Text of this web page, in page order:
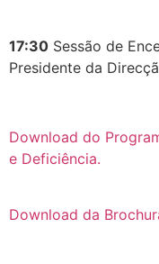
17:30 Sessão de
Presidente da
Download do
e Deficiência.
Download da